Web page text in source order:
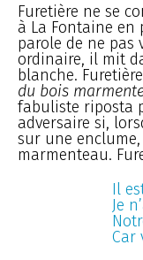
Furetière ne se
à La Fontaine
parole de ne
ordinaire, il mit
blanche.
du bois
fabuliste riposta
adversaire si,
sur une
marmenteau.
Il
Je
Car